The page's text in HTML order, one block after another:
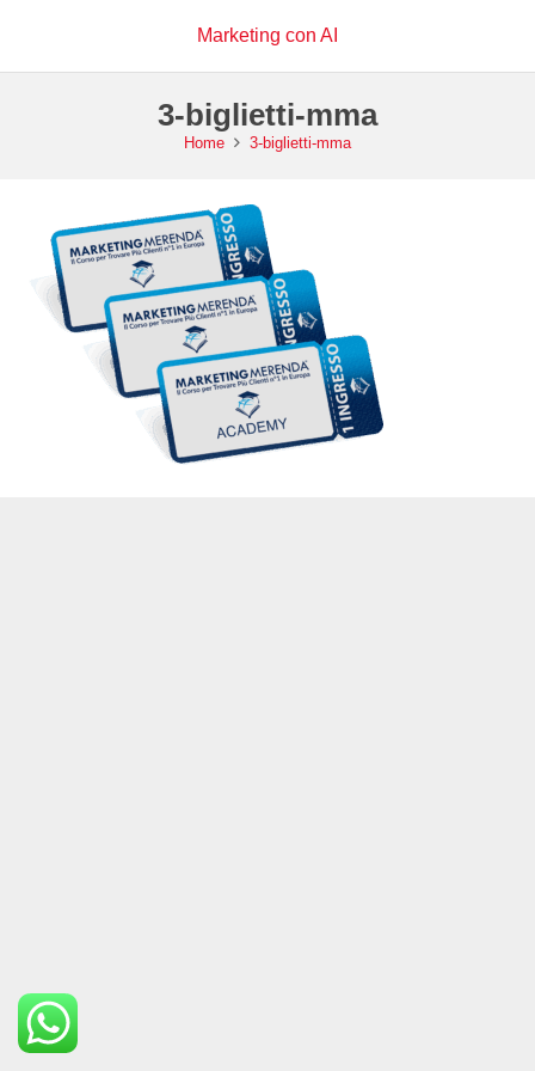
Marketing con AI
3-biglietti-mma
Home 3-biglietti-mma